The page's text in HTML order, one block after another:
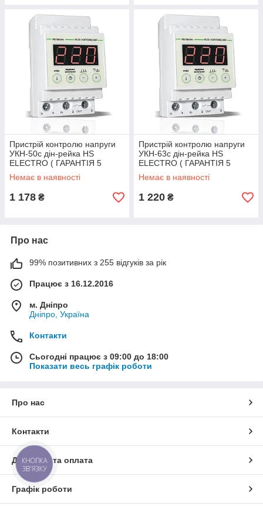
Пристрій контролю напруги
УКН-50с дін-рейка HS
ELECTRO ( ГАРАНТІЯ 5
РОКІВ)
Немає в наявності
1 178 ₴
Пристрій контролю напруги
УКН-63с дін-рейка HS
ELECTRO ( ГАРАНТІЯ 5
РОКІВ)
Немає в наявності
1 220 ₴
Про нас
99% позитивних з 255 відгуків за рік
Працює з 16.12.2016
м. Дніпро
Дніпро, Україна
Контакти
Сьогодні працює з 09:00 до 18:00
Показати весь графік роботи
Про нас
Контакти
Доставка та оплата
Графік роботи
КНОПКА
ЗВ'ЯЗКУ